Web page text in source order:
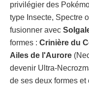
privilégier des
type Insecte, Spectre
fusionner avec
formes : Crinière du
Ailes de l'Aurore
devenir Ultra-
de ses deux formes